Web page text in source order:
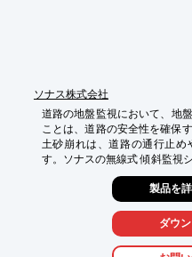
ソナス株式会社
道路の地盤監視において、地
ことは、道路の安全性を確保
土砂崩れは、道路の通行止め
す。ソナスの無線式 傾斜監視
低コストで自動計測を実現し
【活用シーン】
・道路の法面や盛土の変位監視
・トンネルや地下構造物の周辺
・地盤変動のリスクが高い箇
製品を
ダウ